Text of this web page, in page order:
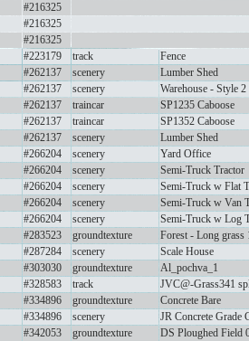
#216325
#216325
#216325
#223179 track
Fence
#262137 scenery
Lumber Shed
#262137 scenery
Warehouse - Style 2
#262137 traincar
SP1235 Caboose
#262137 traincar
SP1352 Caboose
#262137 scenery
Lumber Shed
#266204 scenery
Yard Office
#266204 scenery
Semi-Truck Tractor
#266204 scenery
Semi-Truck w Flat
#266204 scenery
Semi-Truck w Van
#266204 scenery
Semi-Truck w Log
#283523 groundtexture
Forest - Long grass
#287284 scenery
Scale House
#303030 groundtexture
Al_pochva_1
#328583 track
JVC@-Grass341
#334896 groundtexture
Concrete Bare
#334896 scenery
JR Concrete Grade
#342053 groundtexture
DS Ploughed Field